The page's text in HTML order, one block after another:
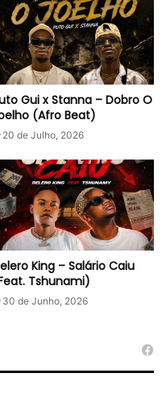
Gui x Stanna – Dobro O
(Afro Beat)
20 de Julho, 2026
King – Salário Caiu
Tshunami)
30 de Junho, 2026